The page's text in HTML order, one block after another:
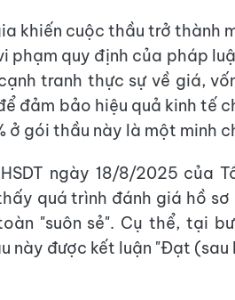
khiến cuộc thầu trở thành
phạm quy định của pháp
tranh thực sự về giá,
đảm bảo hiệu quả kinh tế
ở gói thầu này là một minh
ngày 18/8/2025 của
quá trình đánh giá hồ
"suôn sẻ". Cụ thể, tại
này được kết luận "Đạt (sau